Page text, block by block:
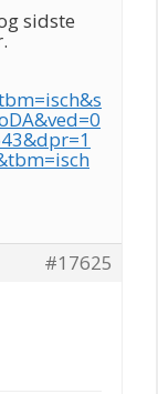
sidste
#17625